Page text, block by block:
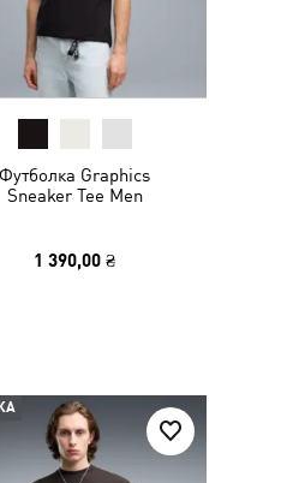
Футболка Graphics
Sneaker Tee Men
1 390,00 ₴